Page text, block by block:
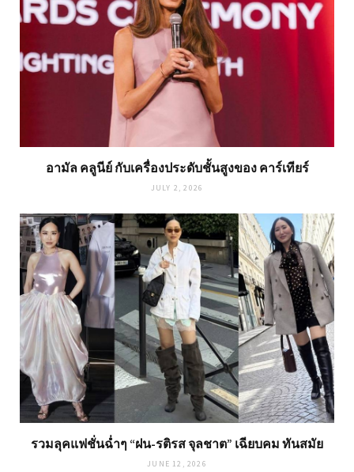
อามัล คลูนีย์ กับเครื่องประดับชั้นสูงของ คาร์เทียร์
JULY 2, 2026
รวมลุคแฟชั่นฉ่ำๆ “ฝน-รติรส จุลชาต” เฉียบคม ทันสมัย
JUNE 12, 2026